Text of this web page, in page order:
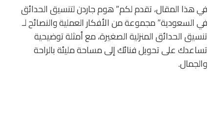
في هذا المقال، تقدم لكم” هوم جاردن لتنسيق الحدائق
في السعودية” مجموعة من الأفكار العملية والنصائح لـ
تنسيق الحدائق المنزلية الصغيرة، مع أمثلة توضيحية
تساعدك على تحويل فنائك إلى مساحة مليئة بالراحة
والجمال.